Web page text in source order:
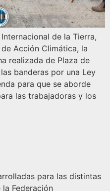
de la Tierra,
Acción Climática, la
realizada de Plaza de
banderas por una Ley
para que se aborde
las trabajadoras y los
para las distintas
Federación